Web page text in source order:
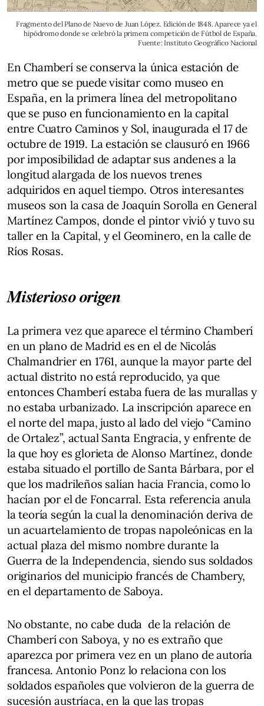
Fragmento del Plano de Nuevo de Juan López. Edición de 1848. Aparece ya el
hipódromo donde se celebró la primera competición de Fútbol de España.
Fuente: Instituto Geográfico Nacional
En Chamberí se conserva la única estación de
metro que se puede visitar como museo en
España, en la primera línea del metropolitano
que se puso en funcionamiento en la capital
entre Cuatro Caminos y Sol, inaugurada el 17 de
octubre de 1919. La estación se clausuró en 1966
por imposibilidad de adaptar sus andenes a la
longitud alargada de los nuevos trenes
adquiridos en aquel tiempo. Otros interesantes
museos son la casa de Joaquín Sorolla en General
Martínez Campos, donde el pintor vivió y tuvo su
taller en la Capital, y el Geominero, en la calle de
Ríos Rosas.
Misterioso origen
La primera vez que aparece el término Chamberí
en un plano de Madrid es en el de Nicolás
Chalmandrier en 1761, aunque la mayor parte del
actual distrito no está reproducido, ya que
entonces Chamberí estaba fuera de las murallas y
no estaba urbanizado. La inscripción aparece en
el norte del mapa, justo al lado del viejo “Camino
de Ortalez”, actual Santa Engracia, y enfrente de
la que hoy es glorieta de Alonso Martínez, donde
estaba situado el portillo de Santa Bárbara, por el
que los madrileños salían hacia Francia, como lo
hacían por el de Foncarral. Esta referencia anula
la teoría según la cual la denominación deriva de
un acuartelamiento de tropas napoleónicas en la
actual plaza del mismo nombre durante la
Guerra de la Independencia, siendo sus soldados
originarios del municipio francés de Chambery,
en el departamento de Saboya.
No obstante, no cabe duda de la relación de
Chamberí con Saboya, y no es extraño que
aparezca por primera vez en un plano de autoría
francesa. Antonio Ponz lo relaciona con los
soldados españoles que volvieron de la guerra de
sucesión austríaca, en la que las tropas